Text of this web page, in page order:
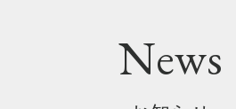
News